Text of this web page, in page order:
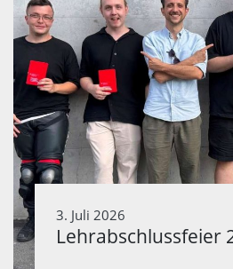
3. Juli 2026
Lehrabschlussfeier